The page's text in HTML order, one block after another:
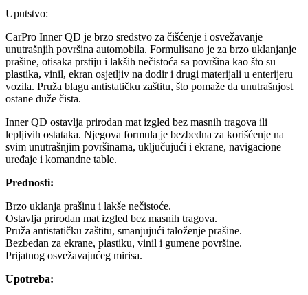
Uputstvo:
CarPro Inner QD je brzo sredstvo za čišćenje i osvežavanje
unutrašnjih površina automobila. Formulisano je za brzo uklanjanje
prašine, otisaka prstiju i lakših nečistoća sa površina kao što su
plastika, vinil, ekran osjetljiv na dodir i drugi materijali u enterijeru
vozila. Pruža blagu antistatičku zaštitu, što pomaže da unutrašnjost
ostane duže čista.
Inner QD ostavlja prirodan mat izgled bez masnih tragova ili
lepljivih ostataka. Njegova formula je bezbedna za korišćenje na
svim unutrašnjim površinama, uključujući i ekrane, navigacione
uređaje i komandne table.
Prednosti:
Brzo uklanja prašinu i lakše nečistoće.
Ostavlja prirodan mat izgled bez masnih tragova.
Pruža antistatičku zaštitu, smanjujući taloženje prašine.
Bezbedan za ekrane, plastiku, vinil i gumene površine.
Prijatnog osvežavajućeg mirisa.
Upotreba: